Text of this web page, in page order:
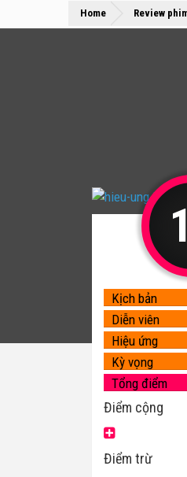
Home Review
Kịch bản
Diễn viên
Hiệu ứng
Kỳ vọng
Tổng điểm
Điểm cộng
Điểm trừ